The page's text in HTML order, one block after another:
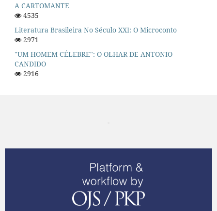
A CARTOMANTE
4535
Literatura Brasileira No Século XXI: O Microconto
2971
"UM HOMEM CÉLEBRE": O OLHAR DE ANTONIO
CANDIDO
2916
-